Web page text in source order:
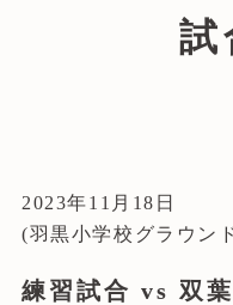
試
2023年11月18日
(羽黒小学校グラウン
練習試合 vs 双葉